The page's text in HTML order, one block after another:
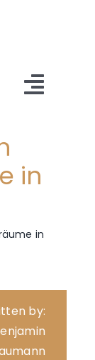
Angebot
Kontakt
in
in
by: